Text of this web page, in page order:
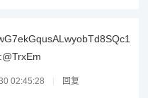
02:45:28 回复